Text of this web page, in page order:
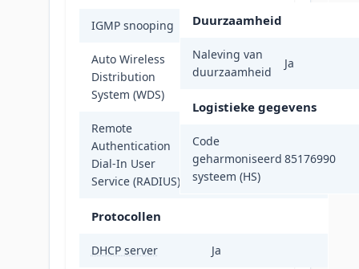
IGMP snooping Ja
Auto Wireless
Distribution
System (WDS)
Ja
Remote
Authentication
Dial-In User
Service (RADIUS)
Ja
Protocollen
DHCP server Ja
Duurzaamheid
Naleving van
duurzaamheid
Ja
Logistieke gegevens
Code
geharmoniseerd
systeem (HS)
85176990